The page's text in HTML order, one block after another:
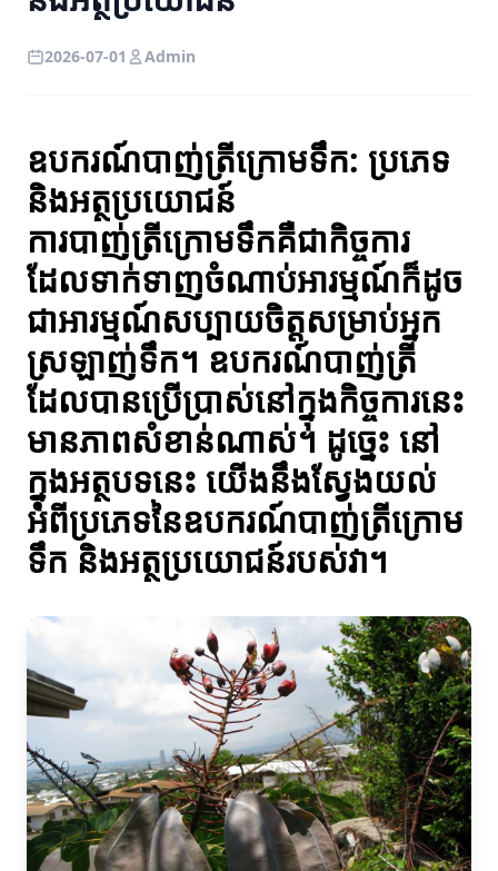
2026-07-01 Admin
ឧបករណ៍បាញ់ត្រីក្រោមទឹក: ប្រភេទ
និងអត្ថប្រយោជន៍
ការបាញ់ត្រីក្រោមទឹកគឺជាកិច្ចការ
ដែលទាក់ទាញចំណាប់អារម្មណ៍ក៏ដូច
ជាអារម្មណ៍សប្បាយចិត្តសម្រាប់អ្នក
ស្រឡាញ់ទឹក។ ឧបករណ៍បាញ់ត្រី
ដែលបានប្រើប្រាស់នៅក្នុងកិច្ចការនេះ
មានភាពសំខាន់ណាស់។ ដូច្នេះ នៅ
ក្នុងអត្ថបទនេះ យើងនឹងស្វែងយល់
អំពីប្រភេទនៃឧបករណ៍បាញ់ត្រីក្រោម
ទឹក និងអត្ថប្រយោជន៍របស់វា។